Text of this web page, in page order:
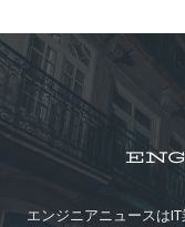
エンジニアニュースは